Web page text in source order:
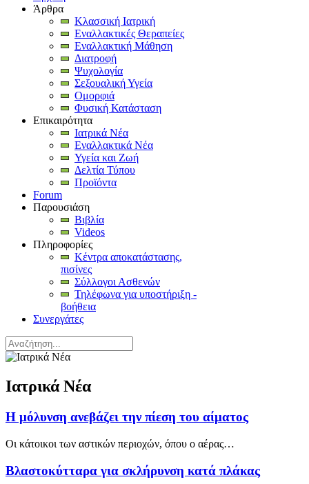
Άρθρα
Κλασσική Ιατρική
Εναλλακτικές Θεραπείες
Εναλλακτική Μάθηση
Διατροφή
Ψυχολογία
Σεξουαλική Υγεία
Ομορφιά
Φυσική Κατάσταση
Επικαιρότητα
Ιατρικά Νέα
Εναλλακτικά Νέα
Υγεία και Ζωή
Δελτία Τύπου
Προϊόντα
Forum
Παρουσιάση
Βιβλία
Videos
Πληροφορίες
Κέντρα αποκατάστασης,
πισίνες
Σύλλογοι Ασθενών
Τηλέφωνα για υποστήριξη -
βοήθεια
Συνεργάτες
Ιατρικά Νέα
Η μόλυνση ανεβάζει την πίεση του αίματος
Οι κάτοικοι των αστικών περιοχών, όπου ο αέρας…
Βλαστοκύτταρα για σκλήρυνση κατά πλάκας